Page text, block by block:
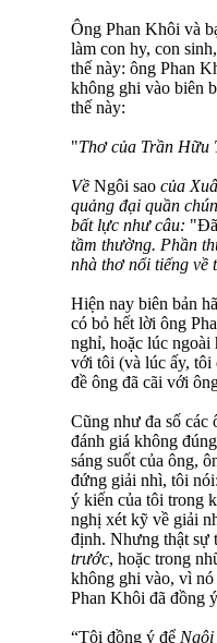
Ông Phan Khôi và
làm con hy, con
thế này: ông Phan
không ghi vào biên
thế này:
"Thơ của Trần Hữu
Về Ngôi sao của
quảng đại quần
bất lực như câu:
tầm thường. Phần
nhà thơ nổi tiếng về
Hiện nay biên bản
có bỏ hết lời ông
nghỉ, hoặc lúc ngoài
với tôi (và lúc ấy, tôi
đề ông đã cãi với
Cũng như đa số các
đánh giá không
sáng suốt của ông,
đứng giải nhì, tôi
ý kiến của tôi trong
nghị xét kỹ về giải
định. Nhưng thật sự
trước, hoặc trong
không ghi vào, vì
Phan Khôi đã đồng ý
“Tôi đồng ý để Ngôi